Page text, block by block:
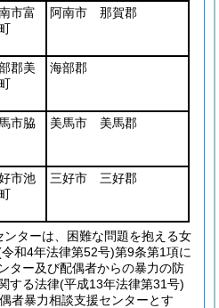
市富
阿南市 那賀郡
郡美
海部郡
市脇
美馬市 美馬郡
市池
三好市 三好郡
ターは、困難な問題を抱える女
和4年法律第52号)第9条第1項に
ター及び配偶者からの暴力の防
する法律(平成13年法律第31号)
者暴力相談支援センターとす